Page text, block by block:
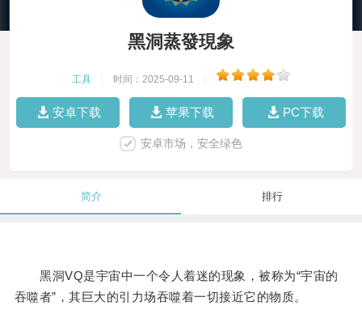
黑洞蒸發現象
工具 时间：2025-09-11
安卓下载 苹果下载 PC下载
安卓市场，安全绿色
简介 排行
黑洞VQ是宇宙中一个令人着迷的现象，被称为“宇宙的
吞噬者”，其巨大的引力场吞噬着一切接近它的物质。